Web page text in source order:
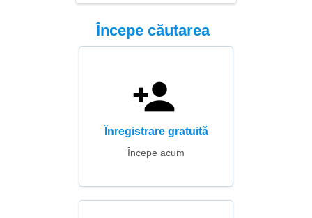
Începe căutarea
Înregistrare gratuită
Începe acum